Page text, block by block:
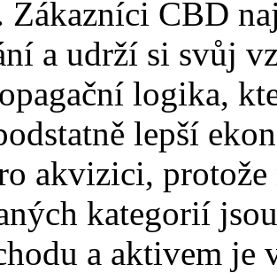
Zákazníci CBD
a udrží si svůj
logika,
lepší
akvizici,
kategorií
a aktivem je